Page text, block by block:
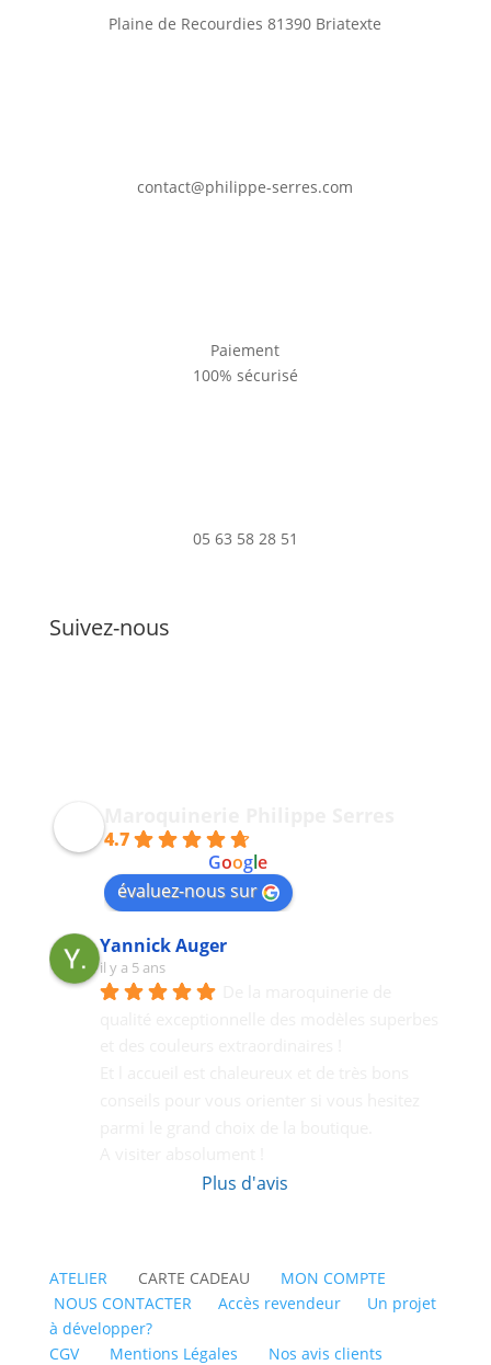
Plaine de Recourdies81390 Briatexte
contact@philippe-serres.com
Paiement
100% sécurisé
05 63 58 28 51
Suivez-nous
Maroquinerie Philippe Serres
4.7
Google
évaluez-nous sur
Yannick Auger
il y a 5 ans
Plus d'avis
ATELIERCARTE CADEAU MON COMPTE
NOUS CONTACTER
Accès revendeur
Un projet
à développer?
CGV
Mentions Légales Nos avis clients